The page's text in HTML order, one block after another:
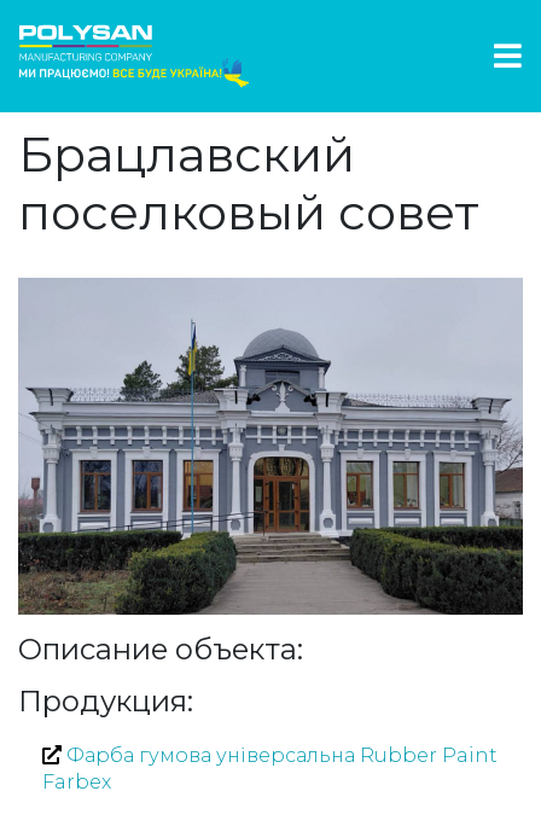
Брацлавский
поселковый совет
Описание объекта:
Продукция:
Фарба гумова універсальна Rubber Paint
Farbex